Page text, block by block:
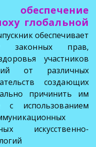
глобальной
обеспечивает
законных прав,
участников
от различных
создающих
причинить им
использованием
искусственно-